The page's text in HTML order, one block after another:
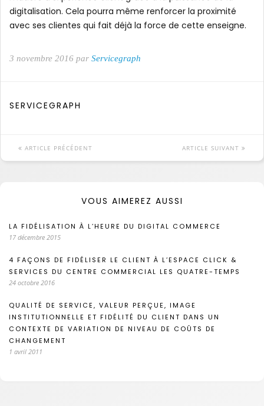
digitalisation. Cela pourra même renforcer la proximité
avec ses clientes qui fait déjà la force de cette enseigne.
3 novembre 2016 par Servicegraph
SERVICEGRAPH
ARTICLE PRÉCÉDENT ARTICLE SUIVANT
VOUS AIMEREZ AUSSI
LA FIDÉLISATION À L’HEURE DU DIGITAL COMMERCE
17 décembre 2015
4 FAÇONS DE FIDÉLISER LE CLIENT À L’ESPACE CLICK &
SERVICES DU CENTRE COMMERCIAL LES QUATRE-TEMPS
24 octobre 2016
QUALITÉ DE SERVICE, VALEUR PERÇUE, IMAGE
INSTITUTIONNELLE ET FIDÉLITÉ DU CLIENT DANS UN
CONTEXTE DE VARIATION DE NIVEAU DE COÛTS DE
CHANGEMENT
1 avril 2011